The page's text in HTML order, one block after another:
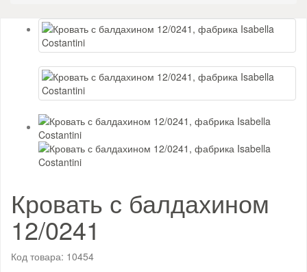
Кровать с балдахином
12/0241
Код товара: 10454